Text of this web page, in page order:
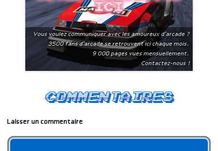
ici
Vous voulez communiquer avec les amoureux d'arcade ?
3500 fans d'arcade se retrouvent ici chaque mois.
9 000 pages vues mensuellement.
Contactez-nous !
Commentaires
Laisser un commentaire